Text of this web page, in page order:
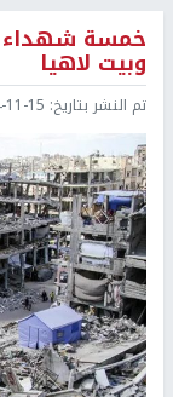
خمسة شهداء
وبيت لاهيا
تم النشر بتاريخ: 15 12:02